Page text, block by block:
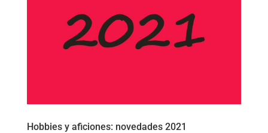
Hobbies y aficiones: novedades 2021